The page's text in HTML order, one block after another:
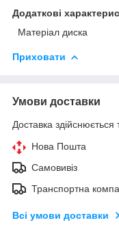
Додаткові
Матеріал диска
Приховати
Умови доставки
Доставка здійснюється
Нова Пошта
Самовивіз
Транспортна
Всі умови доставки